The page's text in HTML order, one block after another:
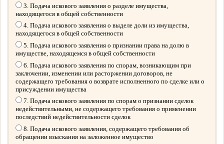
3. Подача искового заявления о разделе имущества,
находящегося в общей собственности
4. Подача искового заявления о выделе доли из имущества,
находящегося в общей собственности
5. Подача искового заявления о признании права на долю в
имуществе, находящемся в общей собственности
6. Подача искового заявления по спорам, возникающим при
заключении, изменении или расторжении договоров, не
содержащего требования о возврате исполненного по сделке или о
присуждении имущества
7. Подача искового заявления по спорам о признании сделок
недействительными, не содержащего требования о применении
последствий недействительности сделок
8. Подача искового заявления, содержащего требования об
обращении взыскания на заложенное имущество